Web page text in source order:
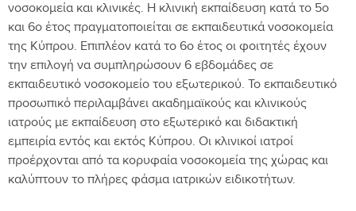
νοσοκομεία και κλινικές. Η κλινική εκπαίδευση κατά το 5ο
και 6ο έτος πραγματοποιείται σε εκπαιδευτικά νοσοκομεία
της Κύπρου. Επιπλέον κατά το 6ο έτος οι φοιτητές έχουν
την επιλογή να συμπληρώσουν 6 εβδομάδες σε
εκπαιδευτικό νοσοκομείο του εξωτερικού. Το εκπαιδευτικό
προσωπικό περιλαμβάνει ακαδημαϊκούς και κλινικούς
ιατρούς με εκπαίδευση στο εξωτερικό και διδακτική
εμπειρία εντός και εκτός Κύπρου. Οι κλινικοί ιατροί
προέρχονται από τα κορυφαία νοσοκομεία της χώρας και
καλύπτουν το πλήρες φάσμα ιατρικών ειδικοτήτων.